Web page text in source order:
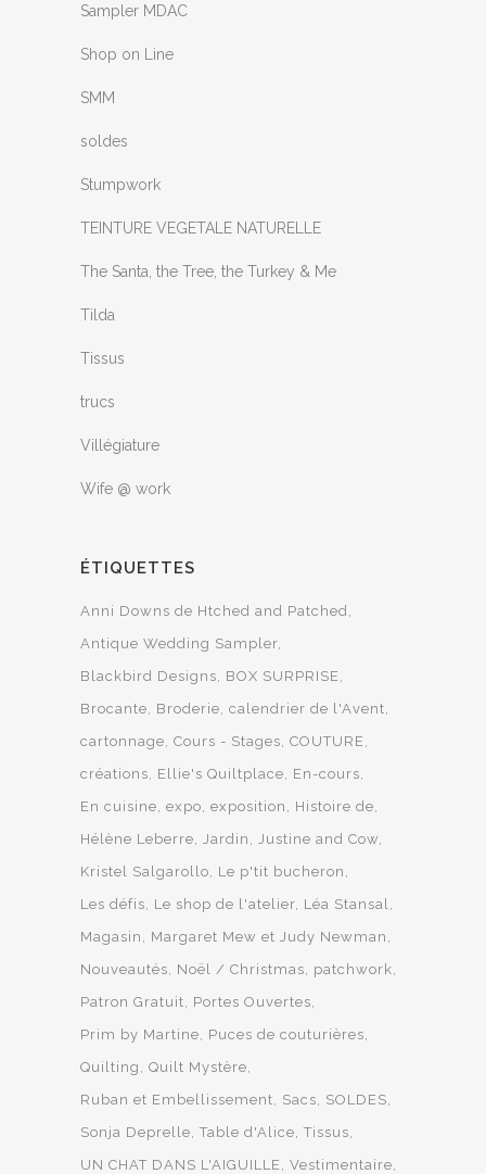
Sampler MDAC
Shop on Line
SMM
soldes
Stumpwork
TEINTURE VEGETALE NATURELLE
The Santa, the Tree, the Turkey & Me
Tilda
Tissus
trucs
Villégiature
Wife @ work
ÉTIQUETTES
Anni Downs de Htched and Patched
Antique Wedding Sampler
Blackbird Designs
BOX SURPRISE
Brocante
Broderie calendrier de l'Avent
cartonnage Cours - Stages COUTURE
créations
Ellie's Quiltplace
En-cours
En cuisine expo exposition
Histoire de
Hélène Leberre Jardin
Justine and Cow
Kristel Salgarollo
Le p'tit bucheron
Les défis
Le shop de l'atelier Léa Stansal
Magasin
Margaret Mew et Judy Newman
Nouveautés
Noël / Christmas
patchwork
Patron Gratuit
Portes Ouvertes
Prim by Martine
Puces de couturières
Quilting
Quilt Mystère
Ruban et Embellissement
Sacs
SOLDES
Sonja Deprelle Table d'Alice Tissus
UN CHAT DANS L'AIGUILLE Vestimentaire